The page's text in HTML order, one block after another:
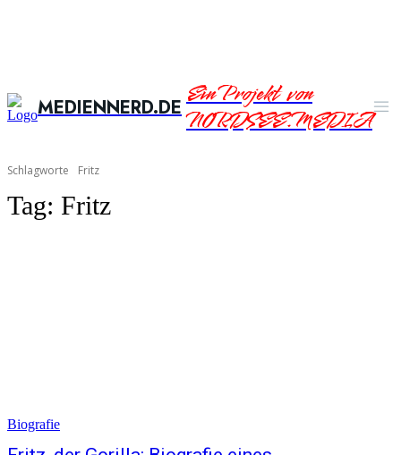
MEDIENNERD.DEEin Projekt von
NORDSEE.MEDIA
Schlagworte Fritz
Tag: Fritz
Biografie